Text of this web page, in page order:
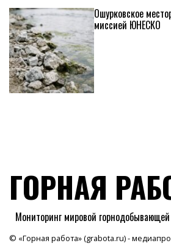
Ошурковское
миссией ЮНЕСКО
ГОРНАЯ
Мониторинг мировой
© «Горная работа» (grabota.ru) -